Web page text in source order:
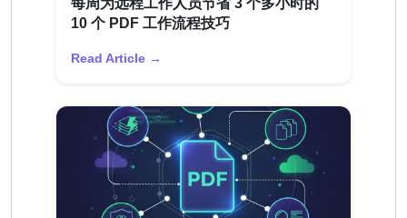
每周为远程工作人员节省 3 个多小时的
10 个 PDF 工作流程技巧
Read Article →